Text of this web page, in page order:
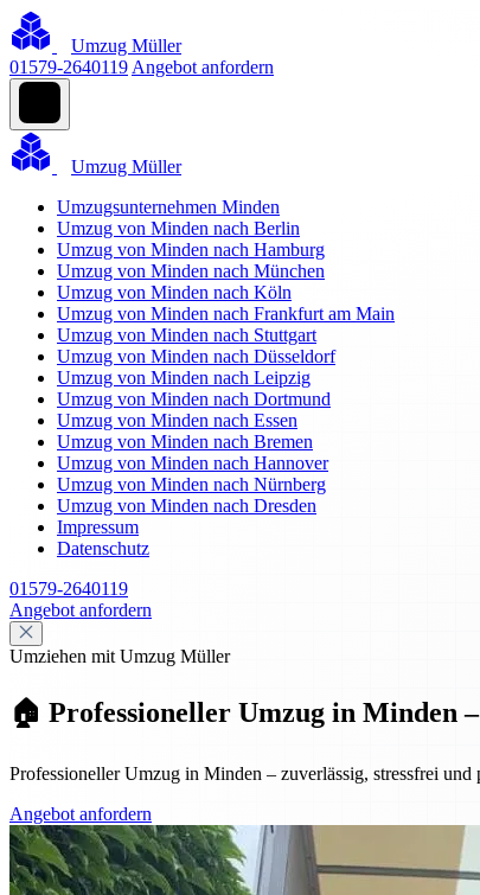
Umzug Müller
01579-2640119 Angebot anfordern
Umzug Müller
Umzugsunternehmen Minden
Umzug von Minden nach Berlin
Umzug von Minden nach Hamburg
Umzug von Minden nach München
Umzug von Minden nach Köln
Umzug von Minden nach Frankfurt am Main
Umzug von Minden nach Stuttgart
Umzug von Minden nach Düsseldorf
Umzug von Minden nach Leipzig
Umzug von Minden nach Dortmund
Umzug von Minden nach Essen
Umzug von Minden nach Bremen
Umzug von Minden nach Hannover
Umzug von Minden nach Nürnberg
Umzug von Minden nach Dresden
Impressum
Datenschutz
01579-2640119
Angebot anfordern
Umziehen mit Umzug Müller
🏠 Professioneller Umzug in Minden
Professioneller Umzug in Minden – zuverlässig, stressfrei
Angebot anfordern